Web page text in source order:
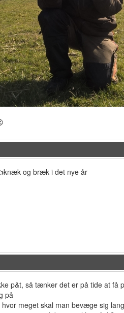
og bræk i det nye år
p&t, så tænker det er på tide at få
på
meget skal man bevæge sig